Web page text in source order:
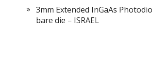
3mm Extended InGaAs
bare die – ISRAEL